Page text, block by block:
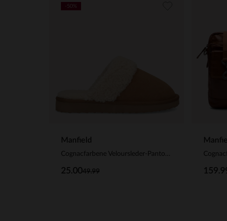
Manfield
Cognacfarbene Veloursleder-Pantoffeln mit Kunstfellfutter
49.99
25.00
-50%